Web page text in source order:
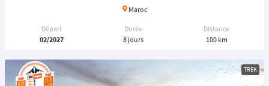
Maroc
Départ
02/2027
Durée
8 jours
Distance
100 km
TREK